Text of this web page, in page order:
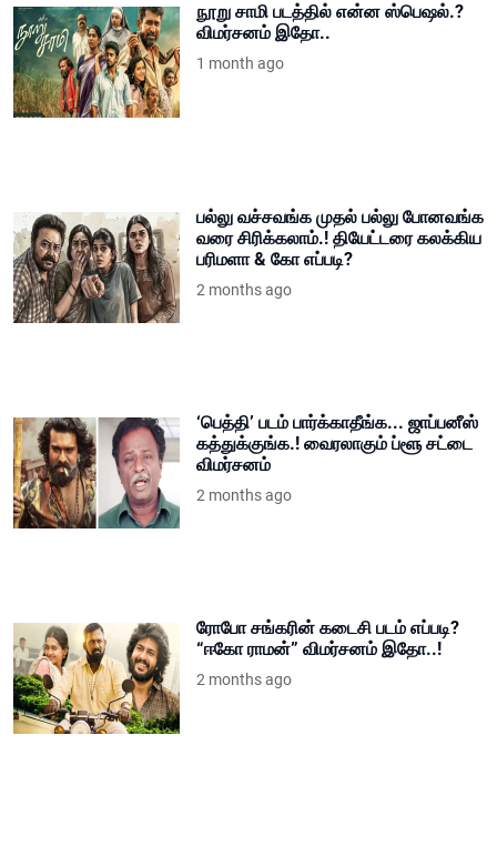
நூறு சாமி படத்தில் என்ன ஸ்பெஷல்.?
விமர்சனம் இதோ..
1 month ago
பல்லு வச்சவங்க முதல் பல்லு போனவங்க
வரை சிரிக்கலாம்.! தியேட்டரை கலக்கிய
பரிமளா & கோ எப்படி?
2 months ago
‘பெத்தி’ படம் பார்க்காதீங்க... ஜாப்பனீஸ்
கத்துக்குங்க.! வைரலாகும் ப்ளூ சட்டை
விமர்சனம்
2 months ago
ரோபோ சங்கரின் கடைசி படம் எப்படி?
“ஈகோ ராமன்” விமர்சனம் இதோ..!
2 months ago